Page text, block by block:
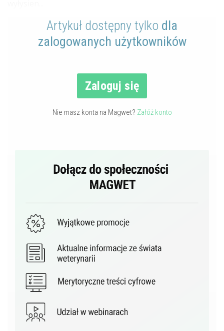
Artykuł dostępny tylko dla
zalogowanych użytkowników
Zaloguj się
Nie masz konta na Magwet? Załóż konto